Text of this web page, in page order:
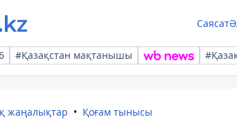
Саясат
#Қазақстан мақтанышы
жаңалықтар Қоғам тынысы